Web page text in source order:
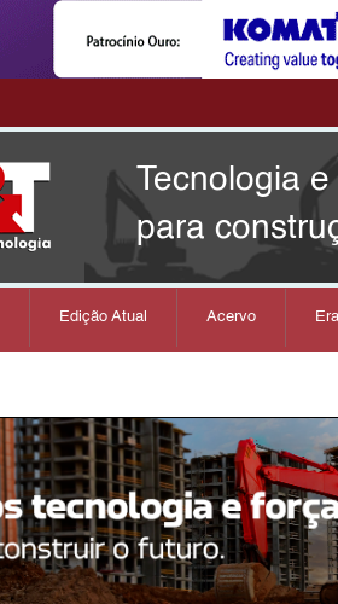
Tecnologia
para
Edição Atual Acervo